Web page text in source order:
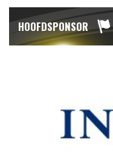
HOOFDSPONSOR